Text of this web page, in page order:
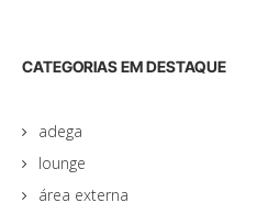
CATEGORIAS EM DESTAQUE
adega
lounge
área externa